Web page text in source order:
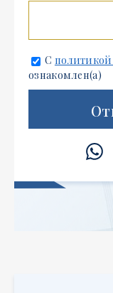
С
ознакомлен(а)